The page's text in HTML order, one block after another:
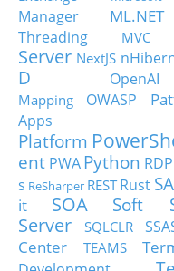
Manager
ML.NET
Threading
MVC
Server NextJS
D
OpenAI
Mapping
OWASP
Apps
Platform
ent PWA Python RDP
s ReSharper RESTRust
it
SOA Soft
Server
SQLCLR
Center
TEAMS